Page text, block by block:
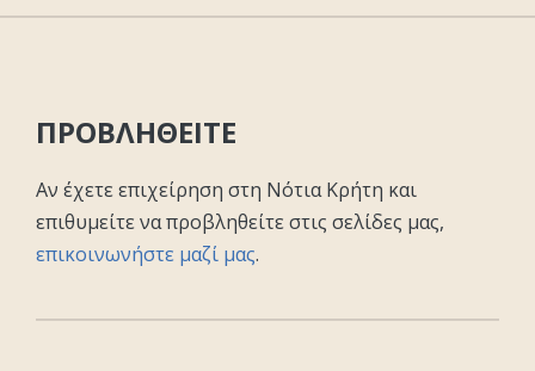
ΠΡΟΒΛΗΘΕΙΤΕ
Αν έχετε επιχείρηση στη Νότια Κρήτη και
επιθυμείτε να προβληθείτε στις σελίδες μας,
επικοινωνήστε μαζί μας.